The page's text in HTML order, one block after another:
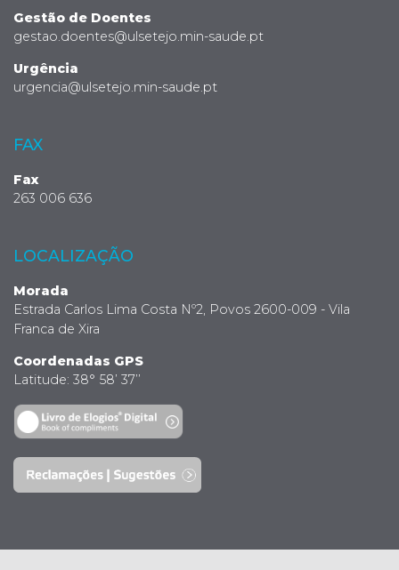
Gestão de Doentes
gestao.doentes@ulsetejo.min-saude.pt
Urgência
urgencia@ulsetejo.min-saude.pt
FAX
Fax
263 006 636
LOCALIZAÇÃO
Morada
Estrada Carlos Lima Costa Nº2, Povos 2600-009 - Vila
Franca de Xira
Coordenadas GPS
Latitude: 38° 58’ 37’’